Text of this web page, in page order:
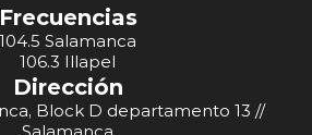
Frecuencias
104.5 Salamanca
106.3 Illapel
Dirección
Block D departamento 13 //